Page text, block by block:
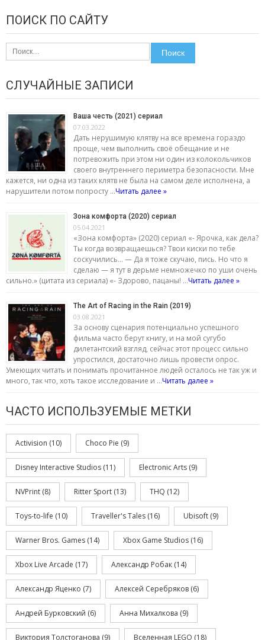
ПОИСК ПО САЙТУ
Найти:
СЛУЧАЙНЫЕ ЗАПИСИ
Ваша честь (2021) сериал
07.03.2022
Дать нерушимую клятву на все времена гораздо
проще, чем выполнить своё обещание и не
потревожить при этом ни один из колокольчиков
своего внутреннего периметра безопасности. Мне
кажется, ни одна из таких клятв не была на самом деле исполнена, а
нарушители потом попросту …Читать далее »
Зона комфорта (2020) сериал
05.04.2021
«Зона комфорта» (2020) сериал «- Ярочка, как дела?
Ты когда возвращаешься? Твои киски по тебе
соскучились… — Да я тоже скучаю, пись. Но что я
сделаю — я тут в дерьме немножечко по уши очень
сильно.» (цитата из сериала) «- Здорово, пацаны! …Читать далее »
The Art of Racing in the Rain (2019)
03.08.2021
За основу сценария потенциально успешного
фильма часто берут книгу, и на мой сугубо
дилетантский взгляд, сейчас этот процесс сильно
упростился, достаточно лишь провести опрос.
Умеющих читать и понимать прочитанное людей осталось не так уж и
много, так что, хоть такое исследование и …Читать далее »
ЧАСТО ИСПОЛЬЗУЕМЫЕ МЕТКИ
Activision (10) Choco Pie (9)
Disney Interactive Studios (11) Electronic Arts (9)
NVPrint (8) Ritter Sport (13) THQ (12)
Toys-to-life (10) Traveller's Tales (16) Ubisoft (9)
Warner Bros. Games (14) Xbox Game Studios (16)
Xbox Live Arcade (17) Александр Робак (14)
Александр Яценко (7) Алексей Серебряков (6)
Андрей Бурковский (6) Анна Михалкова (9)
Виктория Толстоганова (9) Вселенная LEGO (18)